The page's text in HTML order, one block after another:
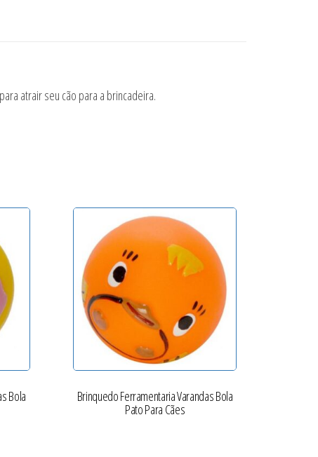
atrair seu cão para a brincadeira.
Bola Brinquedo Ferramentaria Varandas Bola
Pato Para Cães